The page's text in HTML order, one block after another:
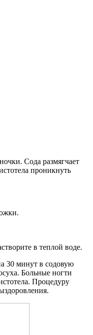
Сода размягчает
проникнуть
в теплой воде.
30 минут в содовую
Больные ногти
Процедуру